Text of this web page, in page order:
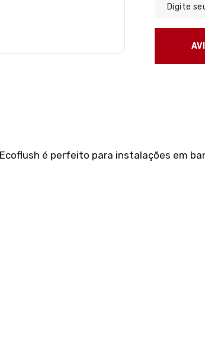
é perfeito para instalações em